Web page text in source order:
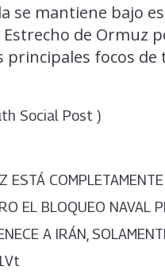
se mantiene bajo
de Ormuz
principales focos
Social Post )
ESTÁ
EL BLOQUEO NAVAL
A IRÁN,